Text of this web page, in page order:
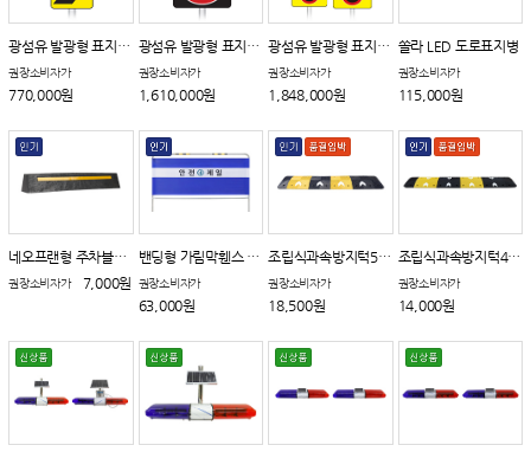
광섬유 발광형 표지판_갈매기
권장소비자가
770,000원
광섬유 발광형 표지판_규제표지
권장소비자가
1,610,000원
광섬유 발광형 표지판_어린이보호구역표지
권장소비자가
1,848,000원
쏠라 LED 도로표지병
권장소비자가
115,000원
네오프랜형 주차블럭(PVC)
권장소비자가 7,000원
밴딩형 가림막휀스 A타입
권장소비자가
63,000원
조립식과속방지턱500 B타입
권장소비자가
18,500원
조립식과속방지턱400
권장소비자가
14,000원